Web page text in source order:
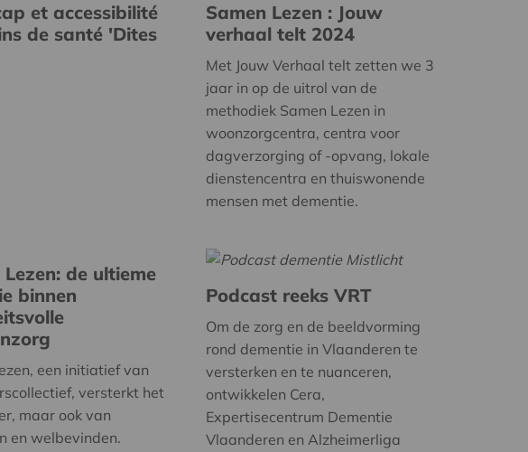
et accessibilité
de santé 'Dites
Samen Lezen : Jouw
verhaal telt 2024
Met Jouw Verhaal telt zetten we 3
jaar in op de uitrol van de
methodiek Samen Lezen in
woonzorgcentra, centra voor
dagverzorging of -opvang, lokale
dienstencentra en thuiswonende
mensen met dementie.
Lezen: de ultieme
binnen
een initiatief van
versterkt het
maar ook van
en welbevinden.
Podcast reeks VRT
Om de zorg en de beeldvorming
rond dementie in Vlaanderen te
versterken en te nuanceren,
ontwikkelen Cera,
Expertisecentrum Dementie
Vlaanderen en Alzheimerliga